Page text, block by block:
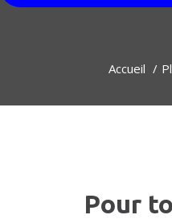
Accueil
Pour